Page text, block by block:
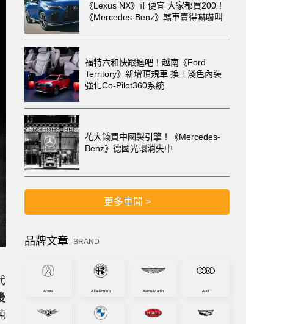
《Lexus NX》正便宜 大家都買200！
《Mercedes-Benz》轎車賣得嚇嚇叫
福特六和快跟進吧！越南《Ford
Territory》新增頂規車 換上淺色內裝
強化Co-Pilot360系統
花大錢買中國製引擎！《Mercedes-
Benz》德國光環消失中
更多車聞 >
品牌文章 BRAND
Acura Alfa-Romeo Aston-Martin Audi